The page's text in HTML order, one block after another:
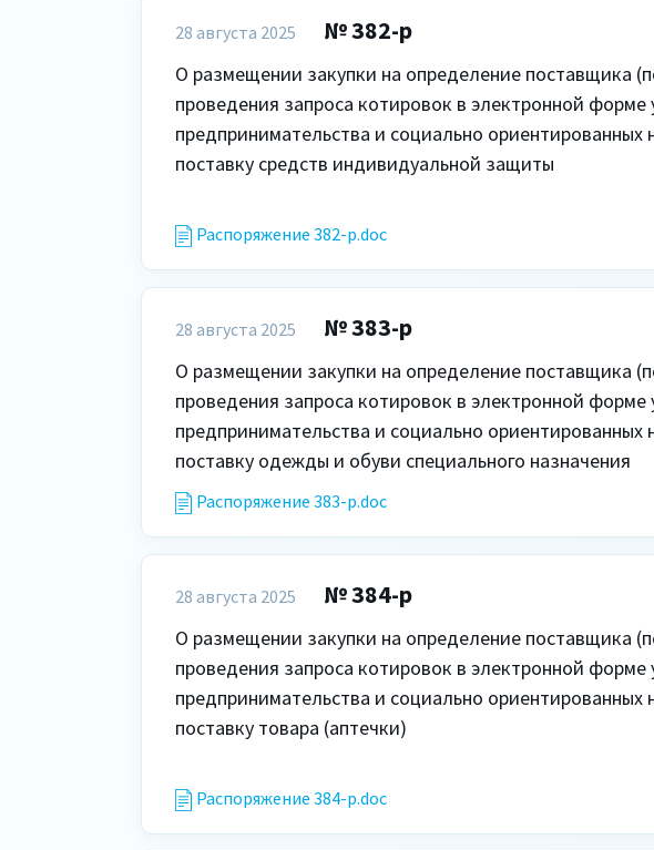
28 августа 2025 № 382-р
О размещении закупки на определение поставщика
проведения запроса котировок в электронной форме
предпринимательства и социально ориентированных
поставку средств индивидуальной защиты
Распоряжение 382-р.doc
28 августа 2025 № 383-р
О размещении закупки на определение поставщика
проведения запроса котировок в электронной форме
предпринимательства и социально ориентированных
поставку одежды и обуви специального назначения
Распоряжение 383-р.doc
28 августа 2025 № 384-р
О размещении закупки на определение поставщика
проведения запроса котировок в электронной форме
предпринимательства и социально ориентированных
поставку товара (аптечки)
Распоряжение 384-р.doc